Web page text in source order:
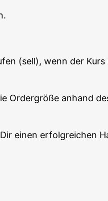
(sell), wenn der
Order­grö­ße anhand
einen erfolg­rei­chen